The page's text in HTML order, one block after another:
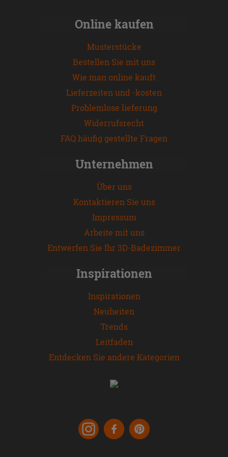
Online kaufen
Musterstücke
Bestellen Sie mit uns
Wie man online kauft
Lieferzeiten und -kosten
Problemlose lieferung
Widerrufsrecht
FAQ häufig gestellte Fragen
Unternehmen
Über uns
Kontaktieren Sie uns
Impressum
Arbeite mit uns
Entwerfen Sie Ihr 3D-Badezimmer
Inspirationen
Inspirationen
Neuheiten
Trends
Leitfaden
Entdecken Sie andere Kategorien